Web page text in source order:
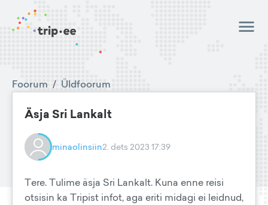
Foorum / Üldfoorum
Äsja Sri Lankalt
minaolinsiin2. dets 2023 17:39
Tere. Tulime äsja Sri Lankalt. Kuna enne reisi
otsisin ka Tripist infot, aga eriti midagi ei leidnud,